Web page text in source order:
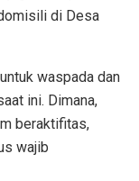
di Desa
waspada dan
ini. Dimana,
beraktifitas,
wajib